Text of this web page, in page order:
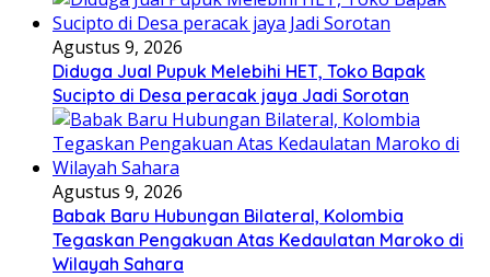
Agustus 9, 2026
Diduga Jual Pupuk Melebihi HET, Toko Bapak
Sucipto di Desa peracak jaya Jadi Sorotan
Agustus 9, 2026
Babak Baru Hubungan Bilateral, Kolombia
Tegaskan Pengakuan Atas Kedaulatan Maroko di
Wilayah Sahara